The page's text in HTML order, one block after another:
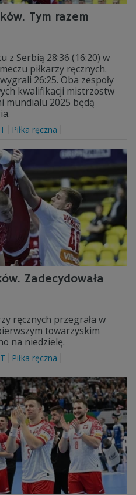
Tym razem
z Serbią 28:36 (16:20) w
piłkarzy ręcznych.
26:25. Oba zespoły
kwalifikacji mistrzostw
mundialu 2025 będą
Piłka ręczna
Zadecydowała
ręcznych przegrała w
towarzyskim
na niedzielę.
Piłka ręczna